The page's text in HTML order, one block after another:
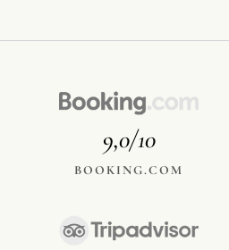
9,0/10
BOOKING.COM